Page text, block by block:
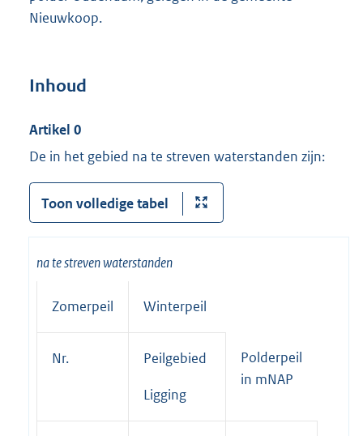
Nieuwkoop.
Inhoud
Artikel 0
De in het gebied na te streven waterstanden zijn:
Toon volledige tabel
na te streven waterstanden
Zomerpeil Winterpeil
Nr. Peilgebied
Ligging
Polderpeil
in mNAP